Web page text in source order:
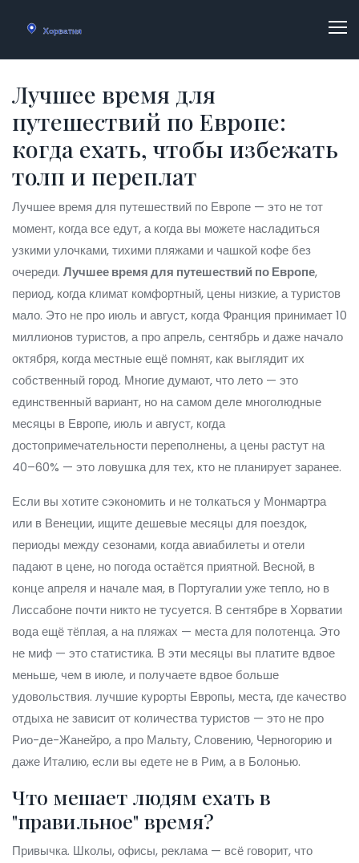
Лучшее время для
путешествий по Европе:
когда ехать, чтобы избежать
толп и переплат
Лучшее время для путешествий по Европе — это не тот
момент, когда все едут, а когда вы можете насладиться
узкими улочками, тихими пляжами и чашкой кофе без
очереди. Лучшее время для путешествий по Европе,
период, когда климат комфортный, цены низкие, а туристов
мало. Это не про июль и август, когда Франция принимает 10
миллионов туристов, а про апрель, сентябрь и даже начало
октября, когда местные ещё помнят, как выглядит их
собственный город. Многие думают, что лето — это
единственный вариант, но на самом деле многолюдные
месяцы в Европе, июль и август, когда
достопримечательности переполнены, а цены растут на
40–60% — это ловушка для тех, кто не планирует заранее.
Если вы хотите сэкономить и не толкаться у Монмартра
или в Венеции, ищитедешевые месяцы для поездок,
периоды между сезонами, когда авиабилеты и отели
падают в цене, но погода остаётся приятной. Весной, в
конце апреля и начале мая, в Португалии уже тепло, но в
Лиссабоне почти никто не тусуется. В сентябре в Хорватии
вода ещё тёплая, а на пляжах — места для полотенца. Это
не миф — это статистика. В эти месяцы вы платите вдвое
меньше, чем в июле, и получаете вдвое больше
удовольствия. лучшие курорты Европы, места, где качество
отдыха не зависит от количества туристов — это не про
Рио-де-Жанейро, а про Мальту, Словению, Черногорию и
даже Италию, если вы едете не в Рим, а в Болонью.
Что мешает людям ехать в
"правильное" время?
Привычка. Школы, офисы, реклама — всё говорит, что